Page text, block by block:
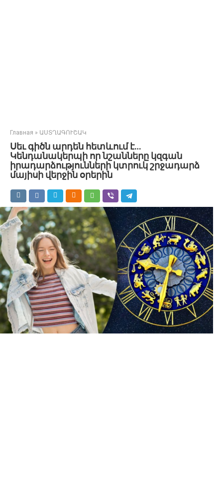
Главная » ԱՍՏՂԱԳՈՒՇԱԿ
Սեւ գիծն արդեն հետևում է…
Կենդանակերպի որ նշանները կզգան
իրադարձությունների կտրուկ շրջադարձ
մայիսի վերջին օրերին